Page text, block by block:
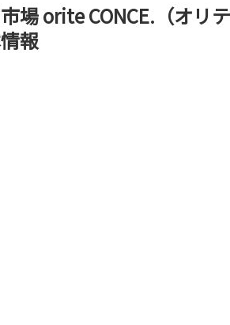
場 orite CONCE.（オリテ
報